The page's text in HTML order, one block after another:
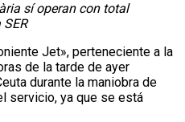
sí operan con total
Jet», perteneciente a la
de la tarde de ayer
durante la maniobra de
servicio, ya que se está